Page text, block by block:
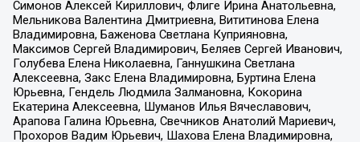
Симонов Алексей Кириллович, Флиге Ирина Анатольевна,
Мельникова Валентина Дмитриевна, Вититинова Елена
Владимировна, Баженова Светлана Куприяновна,
Максимов Сергей Владимирович, Беляев Сергей Иванович,
Голубева Елена Николаевна, Ганнушкина Светлана
Алексеевна, Закс Елена Владимировна, Буртина Елена
Юрьевна, Гендель Людмила Залмановна, Кокорина
Екатерина Алексеевна, Шуманов Илья Вячеславович,
Арапова Галина Юрьевна, Свечников Анатолий Мариевич,
Прохоров Вадим Юрьевич, Шахова Елена Владимировна,